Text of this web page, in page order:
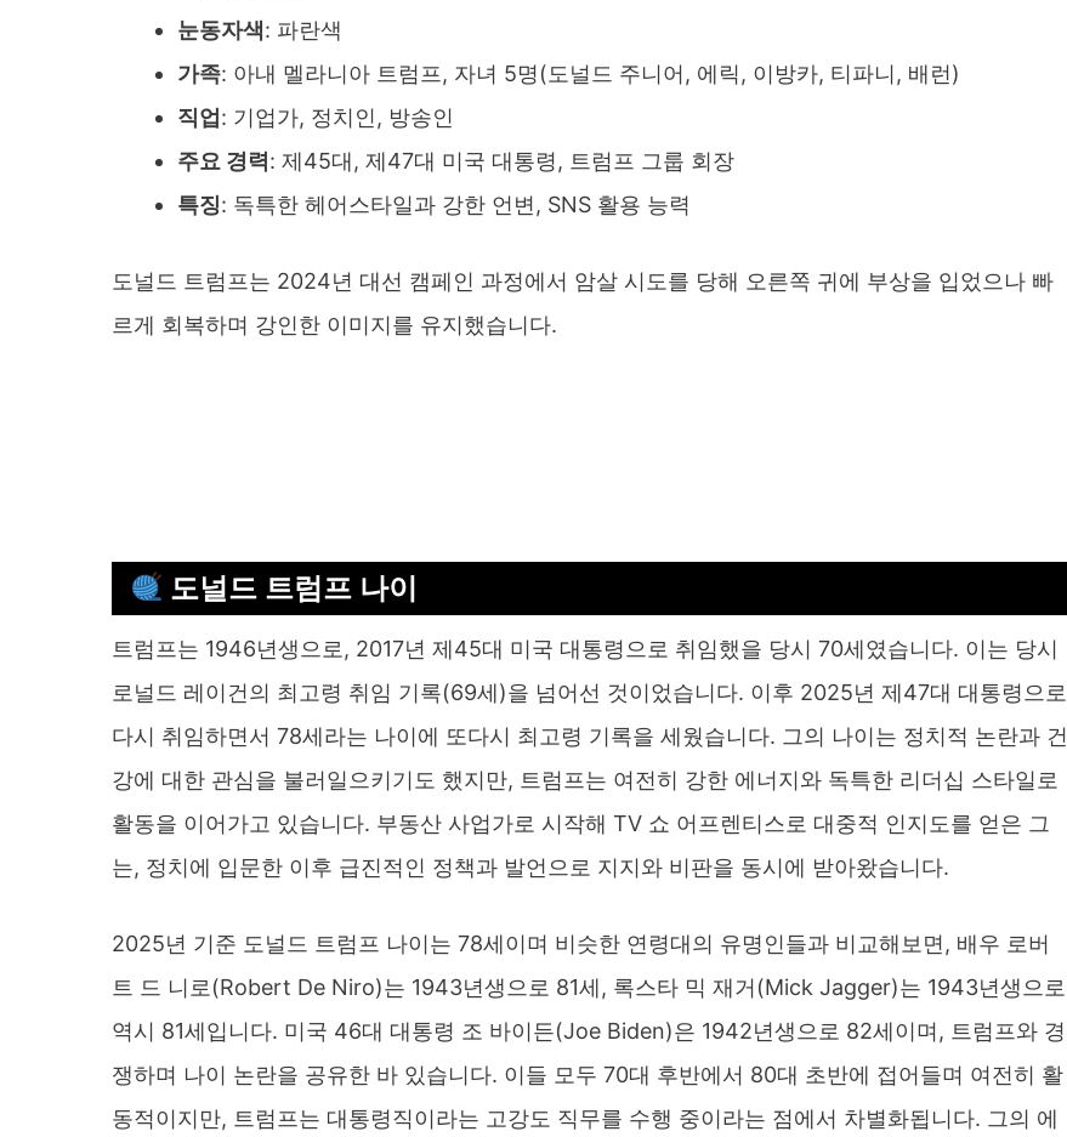
눈동자색: 파란색
가족: 아내 멜라니아 트럼프, 자녀 5명(도널드 주니어, 에릭, 이방카, 티파니, 배런)
직업: 기업가, 정치인, 방송인
주요 경력: 제45대, 제47대 미국 대통령, 트럼프 그룹 회장
특징: 독특한 헤어스타일과 강한 언변, SNS 활용 능력
도널드 트럼프는 2024년 대선 캠페인 과정에서 암살 시도를 당해 오른쪽 귀에 부상을 입었으나 빠
르게 회복하며 강인한 이미지를 유지했습니다.
도널드 트럼프 나이
트럼프는 1946년생으로, 2017년 제45대 미국 대통령으로 취임했을 당시 70세였습니다. 이는 당시
로널드 레이건의 최고령 취임 기록(69세)을 넘어선 것이었습니다. 이후 2025년 제47대 대통령으로
다시 취임하면서 78세라는 나이에 또다시 최고령 기록을 세웠습니다. 그의 나이는 정치적 논란과 건
강에 대한 관심을 불러일으키기도 했지만, 트럼프는 여전히 강한 에너지와 독특한 리더십 스타일로
활동을 이어가고 있습니다. 부동산 사업가로 시작해 TV 쇼 어프렌티스로 대중적 인지도를 얻은 그
는, 정치에 입문한 이후 급진적인 정책과 발언으로 지지와 비판을 동시에 받아왔습니다.
2025년 기준 도널드 트럼프 나이는 78세이며 비슷한 연령대의 유명인들과 비교해보면, 배우 로버
트 드 니로(Robert De Niro)는 1943년생으로 81세, 록스타 믹 재거(Mick Jagger)는 1943년생으로
역시 81세입니다. 미국 46대 대통령 조 바이든(Joe Biden)은 1942년생으로 82세이며, 트럼프와 경
쟁하며 나이 논란을 공유한 바 있습니다. 이들 모두 70대 후반에서 80대 초반에 접어들며 여전히 활
동적이지만, 트럼프는 대통령직이라는 고강도 직무를 수행 중이라는 점에서 차별화됩니다. 그의 에